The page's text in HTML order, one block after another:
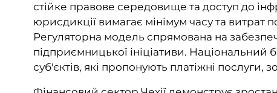
стійке правове середовище та доступ до
юрисдикції вимагає мінімум часу та витрат
Регуляторна модель спрямована на
підприємницької ініціативи. Національний
суб'єктів, які пропонують платіжні послуги,